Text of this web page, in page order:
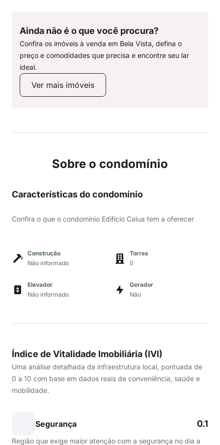
Ainda não é o que você procura?
Confira os imóveis à venda em Bela Vista, defina o
preço e comodidades que precisa e encontre seu lar
ideal.
Ver mais imóveis
Sobre o condomínio
Características do condomínio
Confira o que o condomínio Edifício Caiua tem a oferecer
Construção
Não informado
Torres
0
Elevador
Não informado
Gerador
Não
Índice de Vitalidade Imobiliária (IVI)
Uma análise detalhada da infraestrutura local, pontuada de
0 a 10 com base em dados reais de conveniência, saúde e
mobilidade.
Segurança 0.1
Região que exige maior atenção com a segurança no dia a